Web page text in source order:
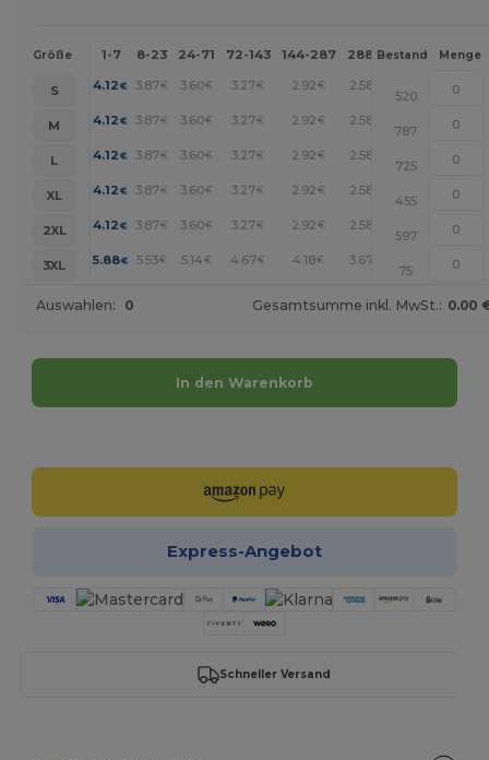
Größe 1-7 8-23 24-71 72-143 144-287 288 + Mehr
Bestand Menge
S 4.12 € 3.87€ 3.60€ 3.27€ 2.92 € 2.58 +
520
M
4.12 € 3.87€ 3.60€ 3.27€ 2.92 € 2.58 +
787
L
4.12 € 3.87€ 3.60€ 3.27€ 2.92 € 2.58 +
725
XL
4.12 € 3.87€ 3.60€ 3.27€ 2.92 € 2.58 +
455
2XL
4.12 € 3.87€ 3.60€ 3.27€ 2.92 € 2.58 +
597
3XL
5.88€ 5.53€ 5.14€ 4.67€ 4.18€ 3.67 +
75
Auswahlen: 0 Gesamtsumme inkl. MwSt.: 0.00
In den Warenkorb
Express-Angebot
Schneller Versand